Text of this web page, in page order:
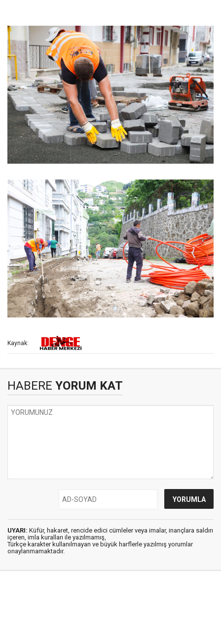
Kaynak:
HABERE YORUM KAT
UYARI: Küfür, hakaret, rencide edici cümleler veya imalar, inançlara saldırı
içeren, imla kuralları ile yazılmamış,
Türkçe karakter kullanılmayan ve büyük harflerle yazılmış yorumlar
onaylanmamaktadır.